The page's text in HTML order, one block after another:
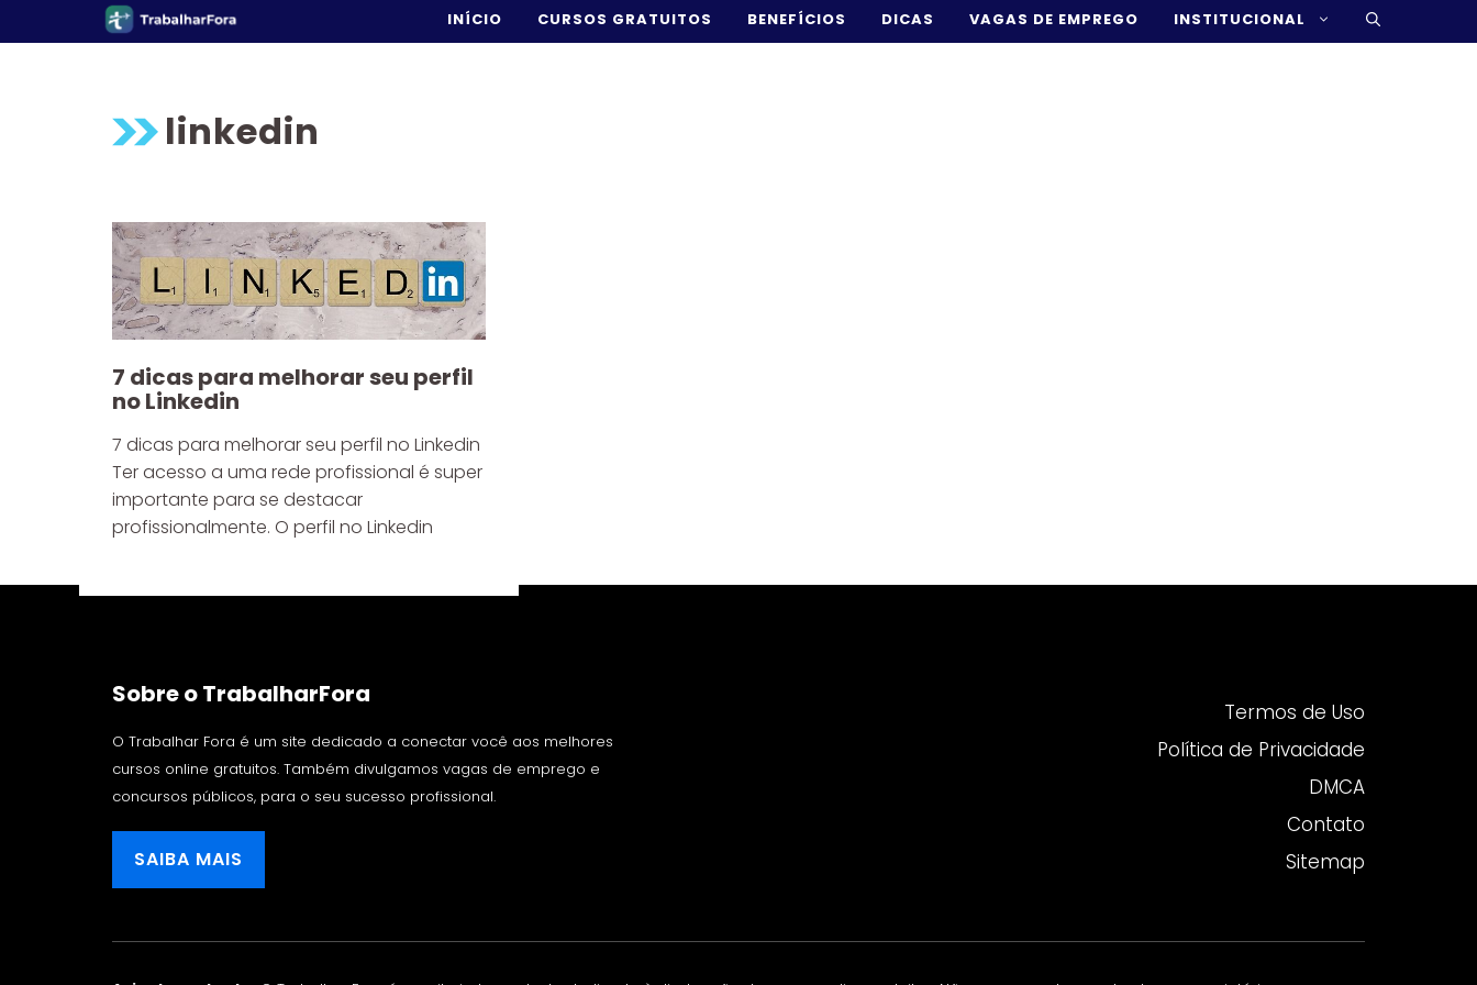
INÍCIO CURSOS GRATUITOS BENEFÍCIOS DICAS VAGAS DE EMPREGO INSTITUCIONAL
linkedin
7 dicas para melhorar seu perfil
no Linkedin
7 dicas para melhorar seu perfil no Linkedin
Ter acesso a uma rede profissional é super
importante para se destacar
profissionalmente. O perfil no Linkedin
Sobre o TrabalharFora
O Trabalhar Fora é um site dedicado a conectar você aos melhores
cursos online gratuitos. Também divulgamos vagas de emprego e
concursos públicos, para o seu sucesso profissional.
SAIBA MAIS
Termos de Uso
Política de Privacidade
DMCA
Contato
Sitemap